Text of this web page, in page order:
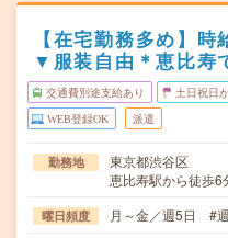
【在宅勤務多め】
▼服装自由＊恵比寿
交通費別途支給あり 土日祝日
WEB登録OK 派遣
勤務地
東京都渋谷区
恵比寿駅から徒歩
曜日頻度 月～金／週5日 #